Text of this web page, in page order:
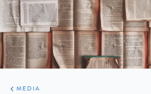
ARTIKELEN
VARIA
MEDIA